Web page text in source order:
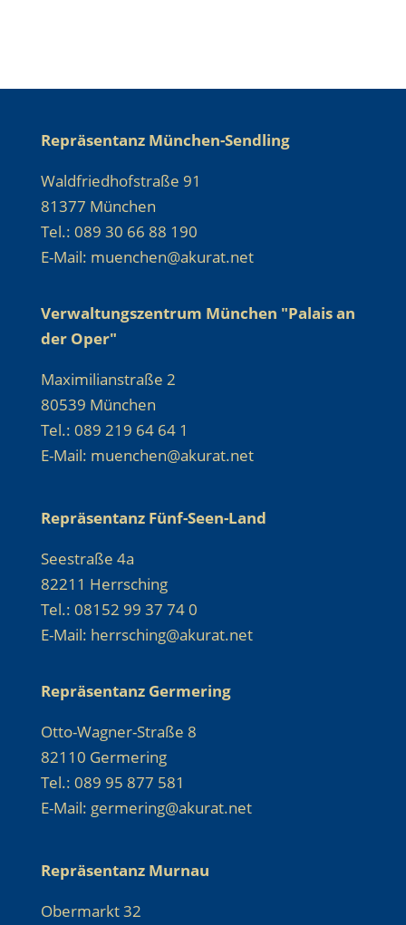
Repräsentanz München-Sendling
Waldfriedhofstraße 91
81377 München
Tel.: 089 30 66 88 190
E-Mail: muenchen@akurat.net
Verwaltungszentrum München "Palais an
der Oper"
Maximilianstraße 2
80539 München
Tel.: 089 219 64 64 1
E-Mail: muenchen@akurat.net
Repräsentanz Fünf-Seen-Land
Seestraße 4a
82211 Herrsching
Tel.: 08152 99 37 74 0
E-Mail: herrsching@akurat.net
Repräsentanz Germering
Otto-Wagner-Straße 8
82110 Germering
Tel.: 089 95 877 581
E-Mail: germering@akurat.net
Repräsentanz Murnau
Obermarkt 32